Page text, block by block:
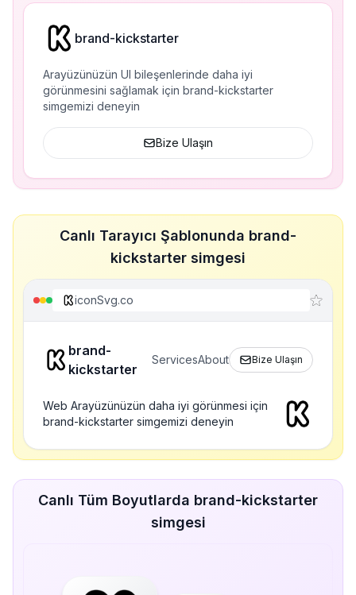
brand-kickstarter
Arayüzünüzün UI bileşenlerinde daha iyi
görünmesini sağlamak için brand-kickstarter
simgemizi deneyin
Bize Ulaşın
Canlı Tarayıcı Şablonunda brand-
kickstarter simgesi
iconSvg.co
brand-
kickstarter
ServicesAbout Bize Ulaşın
Web Arayüzünüzün daha iyi görünmesi için
brand-kickstarter simgemizi deneyin
Canlı Tüm Boyutlarda brand-kickstarter
simgesi